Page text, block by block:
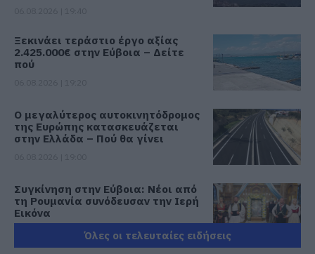
Ξεκινάει τεράστιο έργο αξίας
2.425.000€ στην Εύβοια – Δείτε
πού
Ο μεγαλύτερος αυτοκινητόδρομος
της Ευρώπης κατασκευάζεται
στην Ελλάδα – Πού θα γίνει
Συγκίνηση στην Εύβοια: Νέοι από
τη Ρουμανία συνόδευσαν την Ιερή
Εικόνα
06.08.2026 | 18:40Όλες οι τελευταίες ειδήσεις